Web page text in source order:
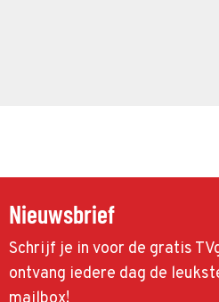
Nieuwsbrief
Schrijf je in voor de gratis
ontvang iedere dag de